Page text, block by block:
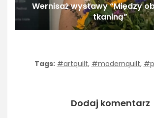
Wernisaż wystawy “Między
tkaniną”
Tags: #artquilt, #modernquilt,
Dodaj komentarz